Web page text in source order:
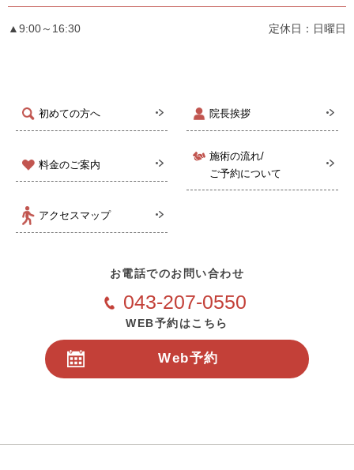
初めての方へ 院長挨拶
料金のご案内
施術の流れ/
ご予約について
アクセスマップ
▲9:00～16:30 定休日：日曜日
お電話でのお問い合わせ
043-207-0550
WEB予約はこちら
Web予約